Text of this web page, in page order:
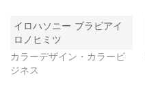
イロハソニー ブラビアイ
ロノヒミツ
カラーデザイン・カラービ
ジネス